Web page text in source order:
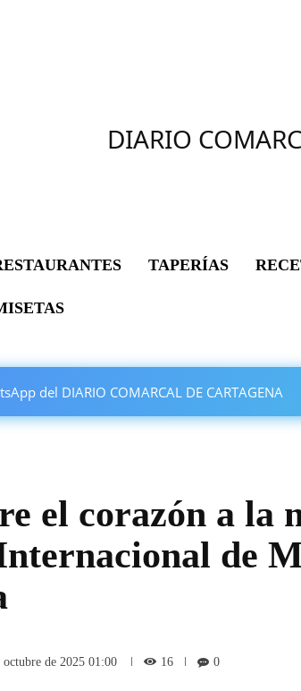
DIARIO
TAPERÍAS
del DIARIO COMARCAL DE CARTAGENA
el corazón a la
de
octubre de 2025 01:00 16 0